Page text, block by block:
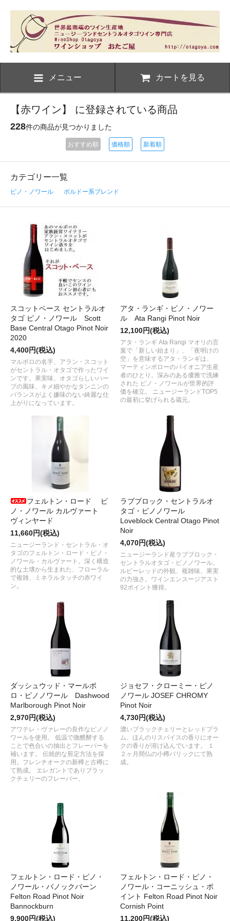
メニュー カートを見る
【赤ワイン】 に登録されている商品
228件の商品が見つかりました
おすすめ順 価格順 新着順
カテゴリー一覧
ピノ・ノワール ボルドー系ブレンド
スコットベース セントラルオ
タゴ ピノ・ノワール Scott
Base Central Otago Pinot Noir
2020
4,400円(税込)
マルボロの名手、アラン・スコット
がセントラル・オタゴで作ったワイ
ンです。果実味、オタゴらしいハー
ブの風味、キメ細やかなタンニンの
バランスがよく嫌味のない綺麗な仕
上がりになっています。
アタ・ランギ・ピノ・ノワー
ル Ata Rangi Pinot Noir
12,100円(税込)
アタ・ランギ Ata Rangi マオリの言
葉で「新しい始まり」、「夜明けの
空」を意味するアタ・ランギは、
マーティンボローのパイオニア生産
者のひとり。深みのある優雅で洗練
された ピノ・ノワールが世界的評
価を確立。 ニュージーランドTOP5
の最初に挙げられる蔵元。
フェルトン・ロード ピ
ノ・ノワール カルヴァート
ヴィンヤード
11,660円(税込)
ニュージーランド・セントラル・オ
タゴのフェルトン・ロード・ピノ・
ノワール・カルヴァート。深く構造
的な土壌から生まれた、フローラル
で複雑、ミネラルタッチの赤ワイ
ン。
ラブブロック・セントラルオ
タゴ・ピノノワール
Loveblock Central Otago Pinot
Noir
4,070円(税込)
ニュージーランド産ラブブロック・
セントラルオタゴ・ピノノワール。
ルビーレッドの外観、複雑味、果実
の力強さ。ワインエンスージアスト
92ポイント獲得。
ダッシュウッド・マールボ
ロ・ピノノワール Dashwood
Marlborough Pinot Noir
2,970円(税込)
アワテレ・ヴァレーの良作なピノノ
ワールを使用。 低温で微醗酵する
ことで色合いの抽出とフレーバーを
補います。 伝統的な剪定方法を採
用。フレンチオークの新樽と古樽に
て熟成。 エレガントでありブラッ
クチェリーのフレーバー、
ジョセフ・クローミー・ピノ
ノワール JOSEF CHROMY
Pinot Noir
4,730円(税込)
濃いブラックチェリーとレッドプラ
ム、ほんのりスパイスの香りにオー
クの香りが溶け込んでいます。 １
２ヶ月間仏の小樽バリックにて熟
成。
フェルトン・ロード・ピノ・
ノワール・バノックバーン
Felton Road Pinot Noir
Bannockburn
9,900円(税込)
フェルトン・ロード・ピノ・
ノワール・コーニッシュ・ポ
イント Felton Road Pinot Noir
Cornish Point
11,200円(税込)